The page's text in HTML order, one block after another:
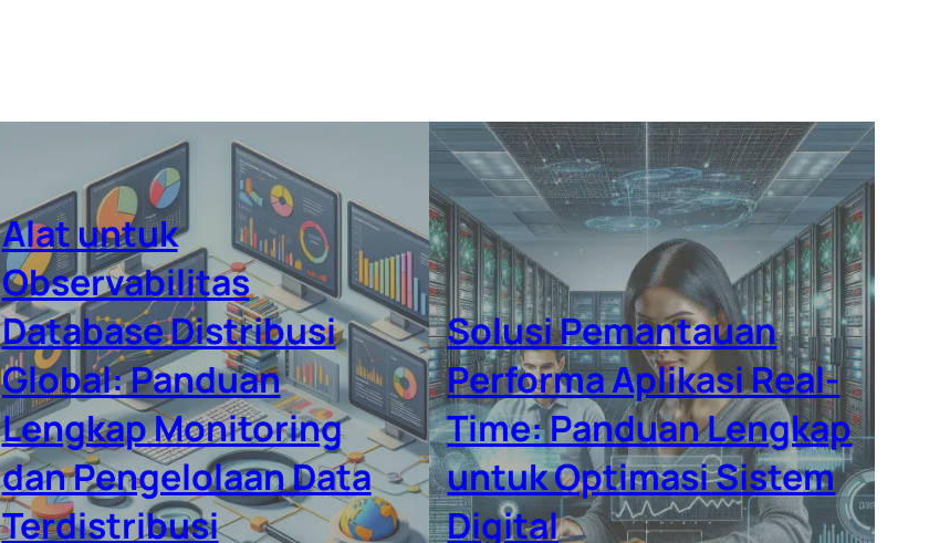
Alat untuk
Observabilitas
Database Distribusi
Global: Panduan
Lengkap Monitoring
dan Pengelolaan Data
Terdistribusi
Solusi Pemantauan
Performa Aplikasi Real-
Time: Panduan Lengkap
untuk Optimasi Sistem
Digital